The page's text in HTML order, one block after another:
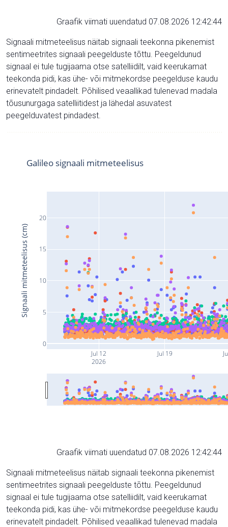
Graafik viimati uuendatud 07.08.2026 12:42:44
Signaali mitmeteelisus näitab signaali teekonna pikenemist
sentimeetrites signaali peegelduste tõttu. Peegeldunud
signaal ei tule tugijaama otse satelliidilt, vaid keerukamat
teekonda pidi, kas ühe- või mitmekordse peegelduse kaudu
erinevatelt pindadelt. Põhilised veaallikad tulenevad madala
tõusunurgaga satelliitidest ja lähedal asuvatest
peegelduvatest pindadest.
Jul 12
2026
Jul 19
0
5
10
15
20
Galileo signaali mitmeteelisus
Signaali mitmeteelisus (cm)
Graafik viimati uuendatud 07.08.2026 12:42:44
Signaali mitmeteelisus näitab signaali teekonna pikenemist
sentimeetrites signaali peegelduste tõttu. Peegeldunud
signaal ei tule tugijaama otse satelliidilt, vaid keerukamat
teekonda pidi, kas ühe- või mitmekordse peegelduse kaudu
erinevatelt pindadelt. Põhilised veaallikad tulenevad madala